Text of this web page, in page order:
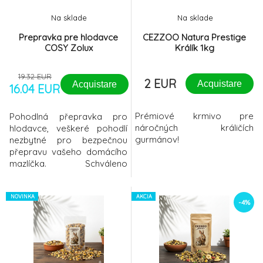
listu Zolux
2.64 EUR
Barevný tunel pro hlodavce 18/130cm
Prepravka pre hlodavce
COSY Zolux
Na sklade
19.32 EUR
16.04 EUR Acquistare
Pohodlná přepravka pro
hlodavce, veškeré pohodlí
nezbytné pro bezpečnou
přepravu vašeho domácího
mazlíčka. Schváleno
PRAKTICKÁ UCHAUcha se
snadno složí dolů, což
zjednoduší
skladování.PRŮHLEDNÉ
VÍKONa svého mazlíčka
uvidíte a bude k němu
CEZZOO Natura Prestige
Králík 1kg
Na sklade
2 EUR Acquistare
Prémiové krmivo pre
náročných králičích
gurmánov!
NOVINKA AKCIA
-4%